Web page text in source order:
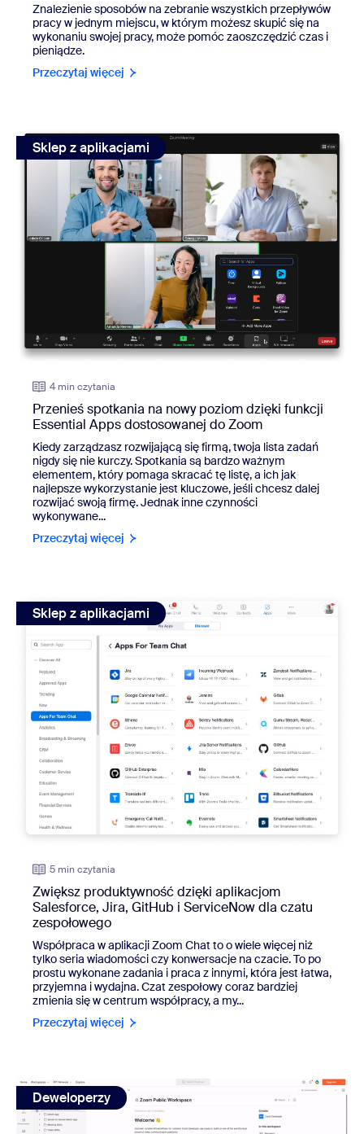
Znalezienie sposobów na zebranie wszystkich przepływów
pracy w jednym miejscu, w którym możesz skupić się na
wykonaniu swojej pracy, może pomóc zaoszczędzić czas i
pieniądze.
Przeczytaj więcej
view: Przenieś spotkania na nowy poziom dzięki funkcji
Sklep z aplikacjami
4 min czytania
Przenieś spotkania na nowy poziom dzięki funkcji
Essential Apps dostosowanej do Zoom
Kiedy zarządzasz rozwijającą się firmą, twoja lista zadań
nigdy się nie kurczy. Spotkania są bardzo ważnym
elementem, który pomaga skracać tę listę, a ich jak
najlepsze wykorzystanie jest kluczowe, jeśli chcesz dalej
rozwijać swoją firmę. Jednak inne czynności
wykonywane...
Przeczytaj więcej
view: Zwiększ produktywność dzięki aplikacjom
Sklep z aplikacjami
5 min czytania
Zwiększ produktywność dzięki aplikacjom
Salesforce, Jira, GitHub i ServiceNow dla czatu
zespołowego
Współpraca w aplikacji Zoom Chat to o wiele więcej niż
tylko seria wiadomości czy konwersacje na czacie. To po
prostu wykonane zadania i praca z innymi, która jest łatwa,
przyjemna i wydajna. Czat zespołowy coraz bardziej
zmienia się w centrum współpracy, a my...
Przeczytaj więcej
view: Programisto, odkryj dopracowane przepływy pracy
Deweloperzy